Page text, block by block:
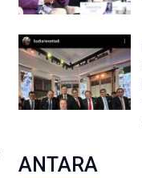
ANTARA